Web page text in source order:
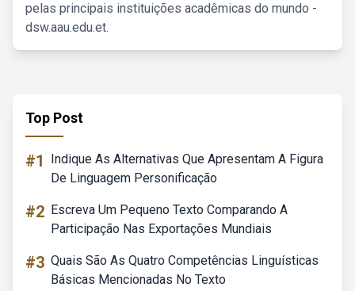
pelas principais instituições acadêmicas do mundo -
dsw.aau.edu.et.
Top Post
#1
Indique As Alternativas Que Apresentam A Figura
De Linguagem Personificação
#2 Escreva Um Pequeno Texto Comparando A
Participação Nas Exportações Mundiais
#3 Quais São As Quatro Competências Linguísticas
Básicas Mencionadas No Texto